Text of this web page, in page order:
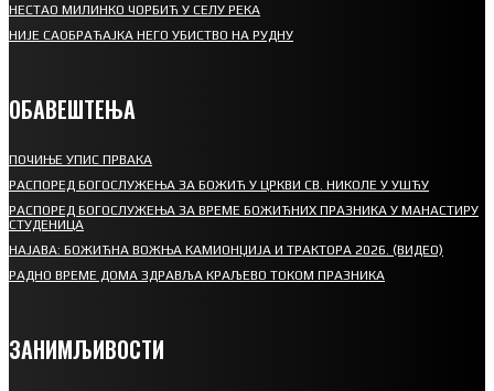
НЕСТАО МИЛИНКО ЧОРБИЋ У СЕЛУ РЕКА
НИЈЕ САОБРАЋАЈКА НЕГО УБИСТВО НА РУДНУ
ОБАВЕШТЕЊА
ПОЧИЊЕ УПИС ПРВАКА
РАСПОРЕД БОГОСЛУЖЕЊА ЗА БОЖИЋ У ЦРКВИ СВ. НИКОЛЕ У УШЋУ
РАСПОРЕД БОГОСЛУЖЕЊА ЗА ВРЕМЕ БОЖИЋНИХ ПРАЗНИКА У МАНАСТИРУ
СТУДЕНИЦА
НАЈАВА: БОЖИЋНА ВОЖЊА КАМИОНЏИЈА И ТРАКТОРА 2026. (ВИДЕО)
РАДНО ВРЕМЕ ДОМА ЗДРАВЉА КРАЉЕВО ТОКОМ ПРАЗНИКА
ЗАНИМЉИВОСТИ